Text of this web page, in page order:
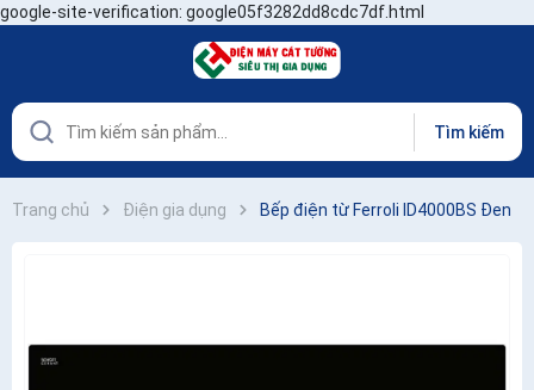
google-site-verification: google05f3282dd8cdc7df.html
Tìm kiếm
Trang chủ Điện gia dụng Bếp điện từ Ferroli ID4000BS Đen